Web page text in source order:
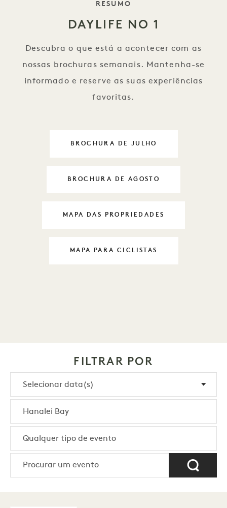
RESUMO
DAYLIFE NO 1
Descubra o que está a acontecer com as
nossas brochuras semanais. Mantenha-se
informado e reserve as suas experiências
favoritas.
BROCHURA DE JULHO
DAYLIFE 1
BROCHURA DE AGOSTO
DAYLIFE 1
MAPA DAS PROPRIEDADES
DAYLIFE 1
MAPA PARA CICLISTAS
DAYLIFE 1
FILTRAR POR